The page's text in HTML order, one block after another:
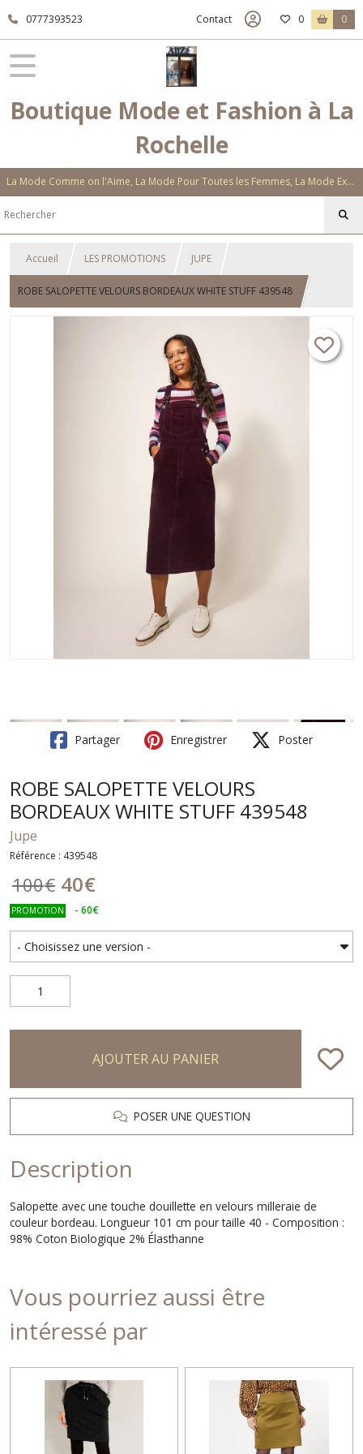
0777393523 Contact 0 0
Boutique Mode et Fashion à La
Rochelle
La Mode Comme on l'Aime, La Mode Pour Toutes les Femmes, La Mode Exclusive Aux Matières Et Couleurs Novatrices, La Mode Qui Vous Séduira
Accueil LES PROMOTIONS JUPE
ROBE SALOPETTE VELOURS BORDEAUX WHITE STUFF 439548
Partager Enregistrer Poster
ROBE SALOPETTE VELOURS
BORDEAUX WHITE STUFF 439548
Jupe
Référence : 439548
100€ 40€
PROMOTION - 60€
AJOUTER AU PANIER
POSER UNE QUESTION
Description
Salopette avec une touche douillette en velours milleraie de
couleur bordeau. Longueur 101 cm pour taille 40 - Composition :
98% Coton Biologique 2% Élasthanne
Vous pourriez aussi être
intéressé par